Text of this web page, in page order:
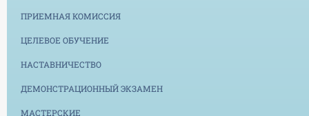
ПРИЕМНАЯ КОМИССИЯ
ЦЕЛЕВОЕ ОБУЧЕНИЕ
НАСТАВНИЧЕСТВО
ДЕМОНСТРАЦИОННЫЙ ЭКЗАМЕН
МАСТЕРСКИЕ